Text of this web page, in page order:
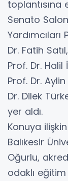
toplantısına
Senato
Dr. Fatih
Prof. Dr. Halil
Prof. Dr.
Dr. Dilek
yer aldı.
Konuya
Balıkesir
Oğurlu,
odaklı